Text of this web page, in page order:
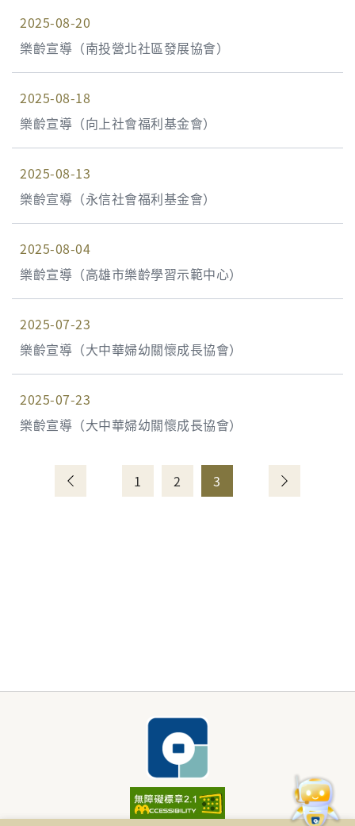
2025-08-20
樂齡宣導（南投營北社區發展協會）
2025-08-18
樂齡宣導（向上社會福利基金會）
2025-08-13
樂齡宣導（永信社會福利基金會）
2025-08-04
樂齡宣導（高雄市樂齡學習示範中心）
2025-07-23
樂齡宣導（大中華婦幼關懷成長協會）
2025-07-23
樂齡宣導（大中華婦幼關懷成長協會）
1 2 3